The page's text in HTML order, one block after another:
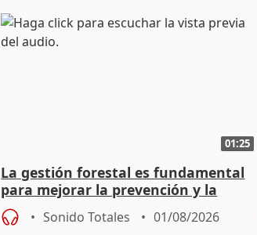
01:25
La gestión forestal es fundamental
para mejorar la prevención y la
actuación frente a incendios
Sonido Totales 01/08/2026